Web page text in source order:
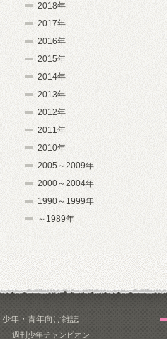
2018年
2017年
2016年
2015年
2014年
2013年
2012年
2011年
2010年
2005～2009年
2000～2004年
1990～1999年
～1989年
少年・青年向け雑誌
週刊少年チャンピオン